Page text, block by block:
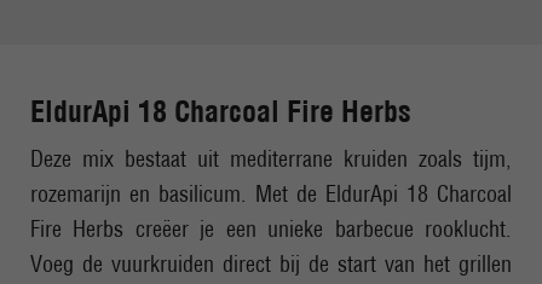
EldurApi 18 Charcoal Fire Herbs
Deze mix bestaat uit mediterrane kruiden zoals tijm,
rozemarijn en basilicum. Met de EldurApi 18 Charcoal
Fire Herbs creëer je een unieke barbecue rooklucht.
Voeg de vuurkruiden direct bij de start van het grillen